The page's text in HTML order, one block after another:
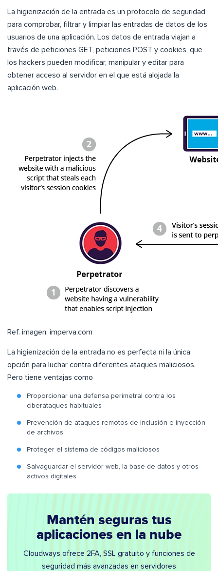
La higienización de la entrada es un protocolo de seguridad
para comprobar, filtrar y limpiar las entradas de datos de los
usuarios de una aplicación. Los datos de entrada viajan a
través de peticiones GET, peticiones POST y cookies, que
los hackers pueden modificar, manipular y editar para
obtener acceso al servidor en el que está alojada la
aplicación web.
Ref. imagen: imperva.com
La higienización de la entrada no es perfecta ni la única
opción para luchar contra diferentes ataques maliciosos.
Pero tiene ventajas como
Proporcionar una defensa perimetral contra los
ciberataques habituales
Prevención de ataques remotos de inclusión e inyección
de archivos
Proteger el sistema de códigos maliciosos
Salvaguardar el servidor web, la base de datos y otros
activos digitales
Mantén seguras tus
aplicaciones en la nube
Cloudways ofrece 2FA, SSL gratuito y funciones de
seguridad más avanzadas en servidores